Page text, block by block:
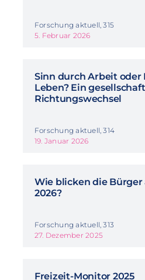
Forschung aktuell, 315
5. Februar 2026
Sinn durch Arbeit oder
Leben? Ein
Richtungswechsel
Forschung aktuell, 314
19. Januar 2026
Wie blicken die Bürger
2026?
Forschung aktuell, 313
27. Dezember 2025
Freizeit-Monitor 2025